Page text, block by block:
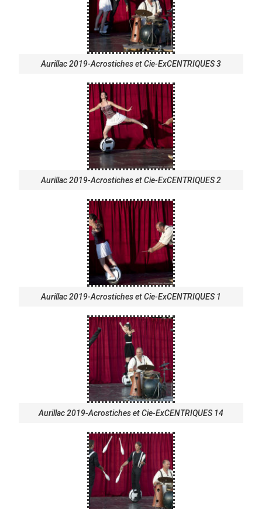
Aurillac 2019-Acrostiches et Cie-ExCENTRIQUES 3
Aurillac 2019-Acrostiches et Cie-ExCENTRIQUES 2
Aurillac 2019-Acrostiches et Cie-ExCENTRIQUES 1
Aurillac 2019-Acrostiches et Cie-ExCENTRIQUES 14